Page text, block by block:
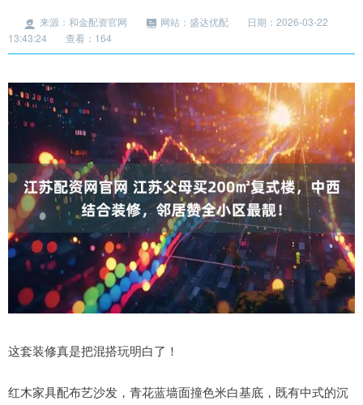
来源：和金配资官网 网站：盛达优配
日期：2026-03-22
13:43:24
查看：164
这套装修真是把混搭玩明白了！
红木家具配布艺沙发，青花蓝墙面撞色米白基底，既有中式的沉